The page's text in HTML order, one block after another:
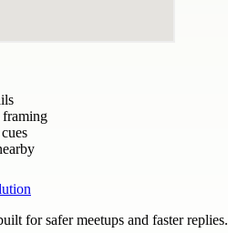
framing
for safer meetups and faster replies.